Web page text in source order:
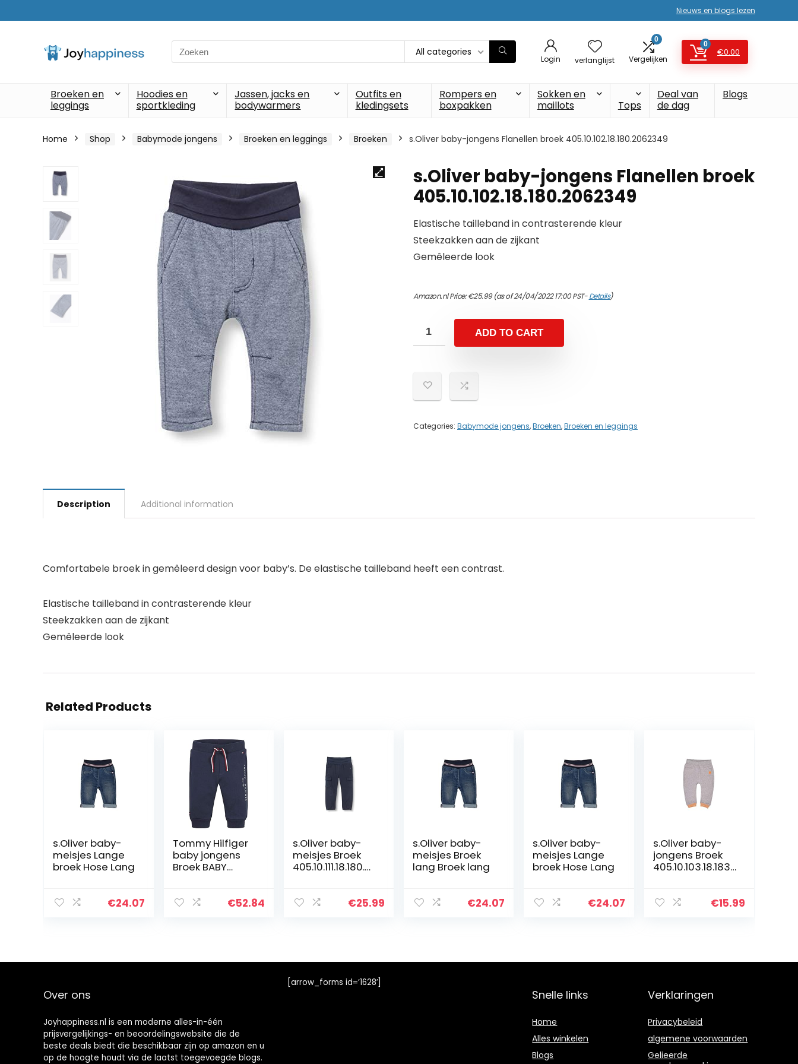
Nieuws en blogs lezen
Search
for:
All categories
Login verlanglijst
0
Vergelijken
0
€0.00
Broeken en
leggings
Hoodies en
sportkleding
Jassen, jacks en
bodywarmers
Outfits en
kledingsets
Rompers en
boxpakken
Sokken en
maillots
Tops
Deal van
de dag
Blogs
Home Shop Babymode jongens Broeken en leggings Broeken s.Oliver baby-jongens Flanellen broek 405.10.102.18.180.2062349
s.Oliver baby-jongens Flanellen broek
405.10.102.18.180.2062349
Elastische tailleband in contrasterende kleur
Steekzakken aan de zijkant
Gemêleerde look
Amazon.nl Price:€25.99(as of 24/04/2022 17:00 PST-Details)
ADD TO CART
Categories: Babymode jongens,Broeken,Broeken en leggings
Description Additional information
Comfortabele broek in gemêleerd design voor baby’s. De elastische tailleband heeft een contrast.
Elastische tailleband in contrasterende kleur
Steekzakken aan de zijkant
Gemêleerde look
Related Products
s.Oliver baby-
meisjes Lange
broek Hose Lang
€24.07
Tommy Hilfiger
baby jongens
Broek BABY
€52.84
s.Oliver baby-
meisjes Broek
405.10.111.18.180.21
€25.99
s.Oliver baby-
meisjes Broek
lang Broek lang
€24.07
s.Oliver baby-
meisjes Lange
broek Hose Lang
€24.07
s.Oliver baby-
jongens Broek
405.10.103.18.183.
€15.99
Over ons
Joyhappiness.nl is een moderne alles-in-één
prijsvergelijkings- en beoordelingswebsite die de
beste deals biedt die beschikbaar zijn op amazon en u
op de hoogte houdt via de laatst toegevoegde blogs.
[arrow_forms id=’1628′]
Snelle links
Home
Alles winkelen
Blogs
Verklaringen
Privacybeleid
algemene voorwaarden
Gelieerde